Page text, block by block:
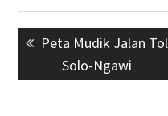
Navigasi
pos Previous
post:
Peta Mudik Jalan Tol
Solo-Ngawi